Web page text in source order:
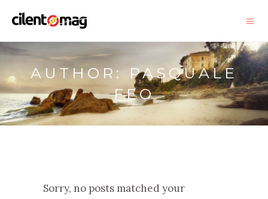
AUTHOR: PASQUALE
FEO
Sorry, no posts matched your